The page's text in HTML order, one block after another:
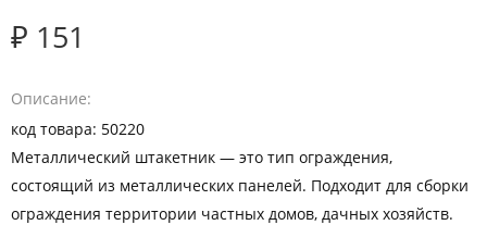
₽ 151
Описание
код товара: 50220
Металлический штакетник — это тип ограждения,
состоящий из металлических панелей. Подходит для сборки
ограждения территории частных домов, дачных хозяйств.